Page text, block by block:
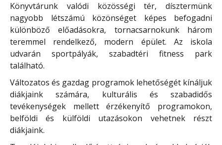
Könyvtárunk valódi közösségi tér, dísztermünk
nagyobb létszámú közönséget képes befogadni
különböző előadásokra, tornacsarnokunk három
teremmel rendelkező, modern épület. Az iskola
udvarán sportpályák, szabadtéri fitness park
található.
Változatos és gazdag programok lehetőségét kínáljuk
diákjaink számára, kulturális és szabadidős
tevékenységek mellett érzékenyítő programokon,
belföldi és külföldi utazásokon vehetnek részt
diákjaink.